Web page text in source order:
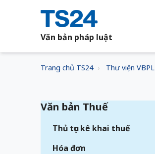
Văn bản pháp luật
Trang chủ TS24 Thư viện VBPL
Văn bản Thuế
Thủ tục kê khai thuế
Hóa đơn